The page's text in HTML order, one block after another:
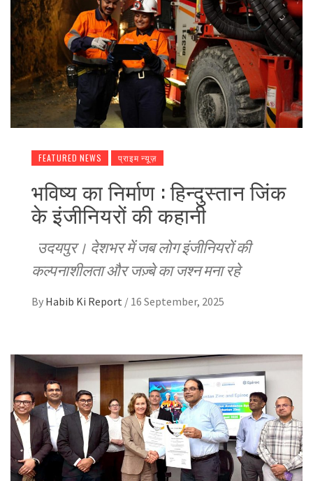
FEATURED NEWS प्राइम न्यूज़
भविष्य का निर्माण : हिन्दुस्तान जिंक
के इंजीनियरों की कहानी
उदयपुर। देशभर में जब लोग इंजीनियरों की
कल्पनाशीलता और जज़्बे का जश्न मना रहे
By Habib Ki Report / 16 September, 2025